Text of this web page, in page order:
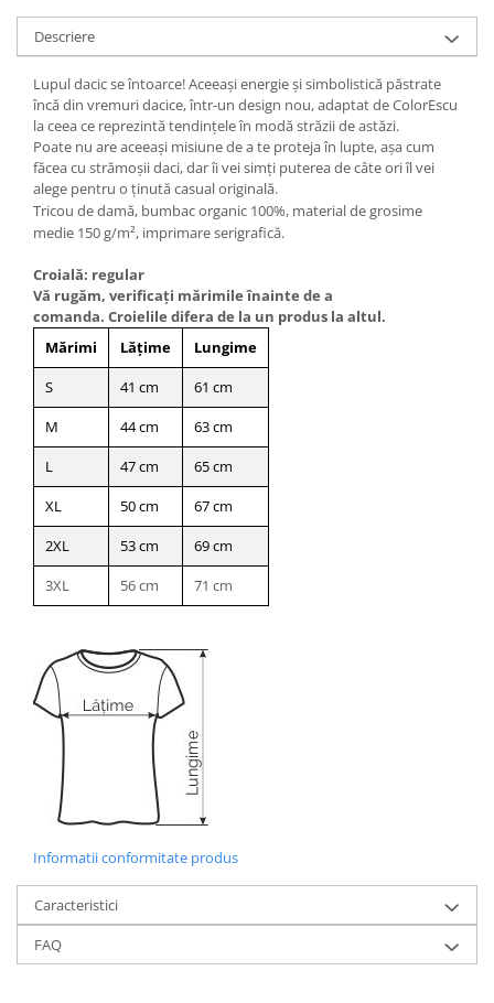
Descriere
Lupul dacic se întoarce! Aceeași energie și simbolistică păstrate
încă din vremuri dacice, într-un design nou, adaptat de ColorEscu
la ceea ce reprezintă tendințele în modă străzii de astăzi.
Poate nu are aceeași misiune de a te proteja în lupte, așa cum
făcea cu strămoșii daci, dar îi vei simți puterea de câte ori îl vei
alege pentru o ținută casual originală.
Tricou de damă, bumbac organic 100%, material de grosime
medie 150 g/m², imprimare serigrafică.
Croială: regular
Vă rugăm, verificaţi mărimile înainte de a
comanda. Croielile difera de la un produs la altul.
Mărimi
Lățime
Lungime
S
41 cm
61 cm
M
44 cm
63 cm
L
47 cm
65 cm
XL
50 cm
67 cm
2XL
53 cm
69 cm
3XL
56 cm 71 cm
Informatii conformitate produs
Caracteristici
FAQ